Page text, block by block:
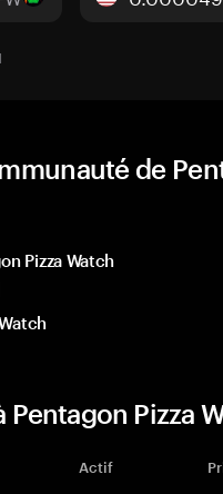
de
Pizza Watch
Pizza
Actif